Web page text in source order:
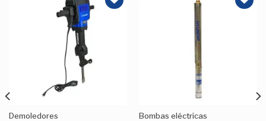
Demoledores Bombas eléctricas